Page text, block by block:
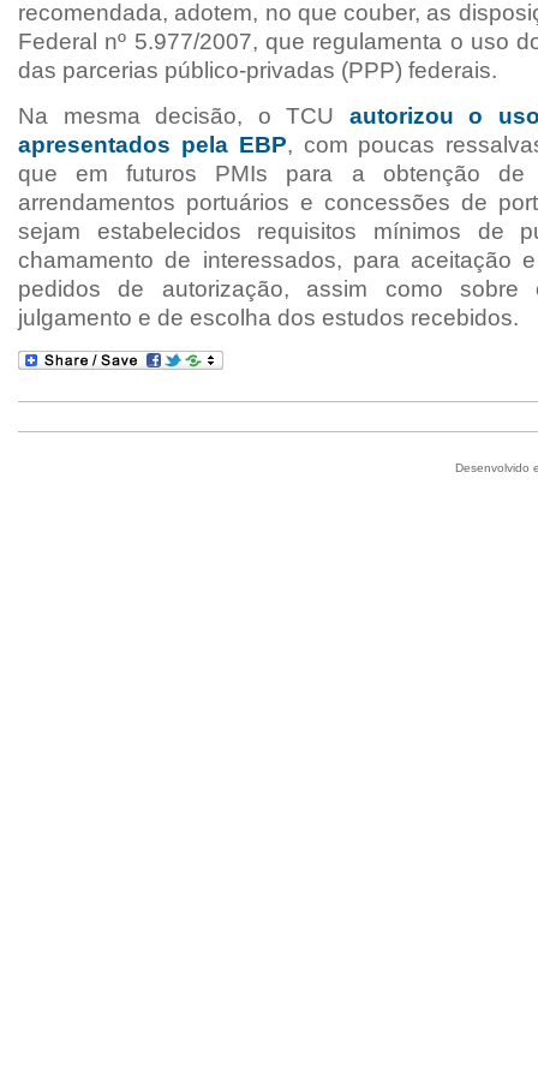
recomendada, adotem, no que couber, as
Federal nº 5.977/2007, que regulamenta o uso
das parcerias público-privadas (PPP) federais.
Na mesma decisão, o TCU autorizou o
apresentados pela EBP, com poucas
que em futuros PMIs para a obtenção de
arrendamentos portuários e concessões de
sejam estabelecidos requisitos mínimos de
chamamento de interessados, para aceitação
pedidos de autorização, assim como sobre
julgamento e de escolha dos estudos recebidos.
Desenvolvido